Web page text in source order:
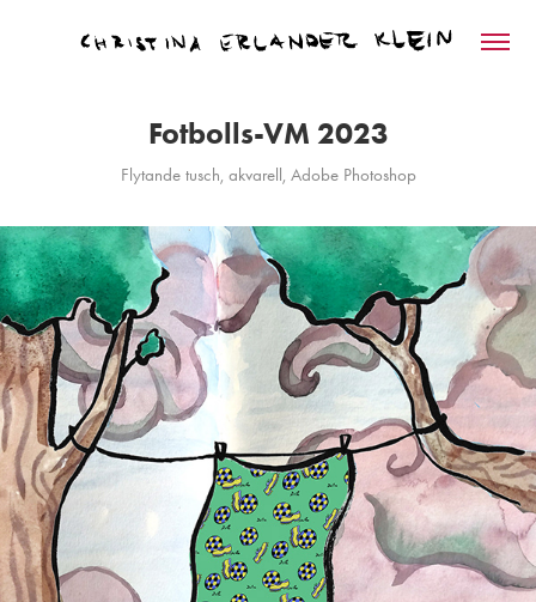
Fotbolls-VM 2023
Flytande tusch, akvarell, Adobe Photoshop